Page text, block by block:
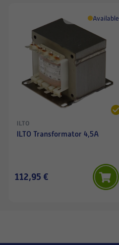
Available
ILTO
ILTO Transformator 4,5A
112,95 €